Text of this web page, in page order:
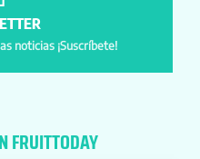
noticias ¡Suscríbete!
FRUITTODAY